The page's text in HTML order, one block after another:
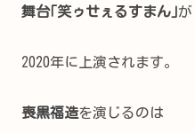
舞台｢笑ゥせぇるすまん｣ が
2020年に上演されます。
喪黒福造を演じるのは